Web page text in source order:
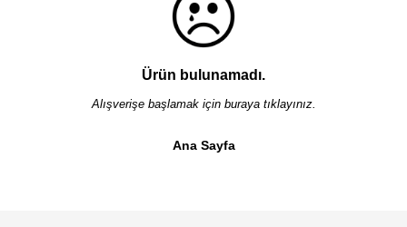
Ürün bulunamadı.
Alışverişe başlamak için buraya tıklayınız.
Ana Sayfa